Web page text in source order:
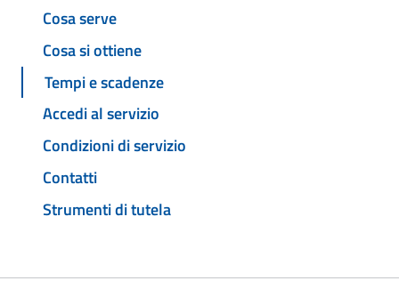
Cosa serve
Cosa si ottiene
Tempi e scadenze
Accedi al servizio
Condizioni di servizio
Contatti
Strumenti di tutela